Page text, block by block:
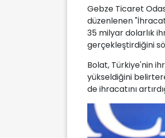
Gebze Ticaret
düzenlenen
35 milyar dolarlık
gerçekleştirdiğini
Bolat, Türkiye'nin
yükseldiğini
de ihracatını